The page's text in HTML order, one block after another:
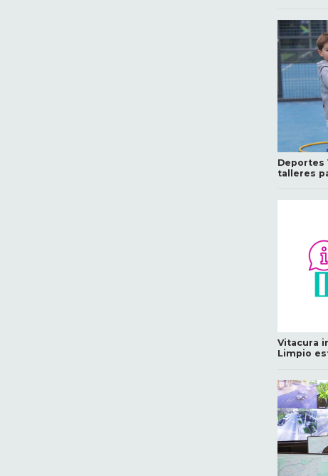
Deportes
talleres
Vitacura
Limpio